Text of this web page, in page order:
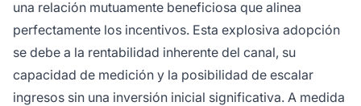
una relación mutuamente beneficiosa que alinea
perfectamente los incentivos. Esta explosiva adopción
se debe a la rentabilidad inherente del canal, su
capacidad de medición y la posibilidad de escalar
ingresos sin una inversión inicial significativa. A medida